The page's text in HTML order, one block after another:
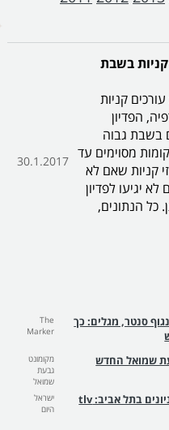
עורכים קניות
הפדיון
בשבת גבוה
חול ב-50% ובמקומות מסוימים עד
קניות שאם לא
יגיעו לפדיון
כל הנתונים,
30.1.2017
סנטר, מגלים: כך
The
Marker
שמואל החדש
מקומונט
גבעת
שמואל
המצטרף החדש למשפחת הקניונים בתל אביב: tlv
ישראל
היום